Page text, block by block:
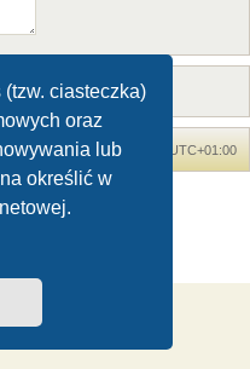
ciasteczka)
oraz
lub
określić w
Strefa czasowa UTC+01:00
Software © phpBB Limited